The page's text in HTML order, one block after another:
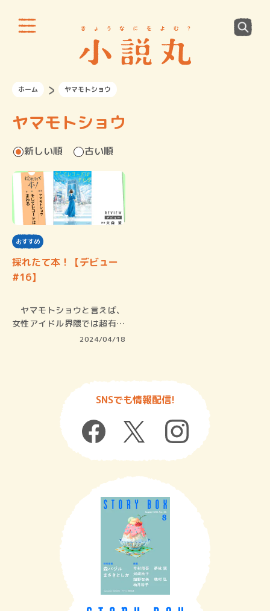
ホーム ヤマモトショウ
ヤマモトショウ
新しい順 古い順
おすすめ
採れたて本！【デビュー
#16】
ヤマモトショウと言えば、
女性アイドル界隈では超有名
2024/04/18
SNSでも情報配信!